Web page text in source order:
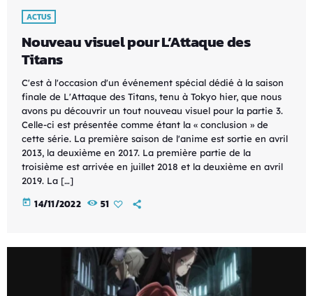
ACTUS
Nouveau visuel pour L’Attaque des
Titans
C'est à l'occasion d'un événement spécial dédié à la saison
finale de L'Attaque des Titans, tenu à Tokyo hier, que nous
avons pu découvrir un tout nouveau visuel pour la partie 3.
Celle-ci est présentée comme étant la « conclusion » de
cette série. La première saison de l'anime est sortie en avril
2013, la deuxième en 2017. La première partie de la
troisième est arrivée en juillet 2018 et la deuxième en avril
2019. La […]
today 14/11/2022 51